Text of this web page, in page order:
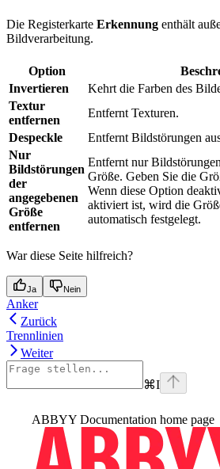
Die Registerkarte Erkennung enthält
Bildverarbeitung.
Option
Invertieren
Kehrt die Farben des
Textur
entfernen
Entfernt Texturen.
Despeckle
Entfernt Bildstörungen
Nur
Bildstörungen
der
angegebenen
Größe
entfernen
Entfernt nur
Größe. Geben Sie die
Wenn diese Option
aktiviert ist, wird die
automatisch festgelegt.
War diese Seite hilfreich?
Ja Nein
Anker
Zurück
Trennlinien
Weiter
⌘I
ABBYY Documentation home page